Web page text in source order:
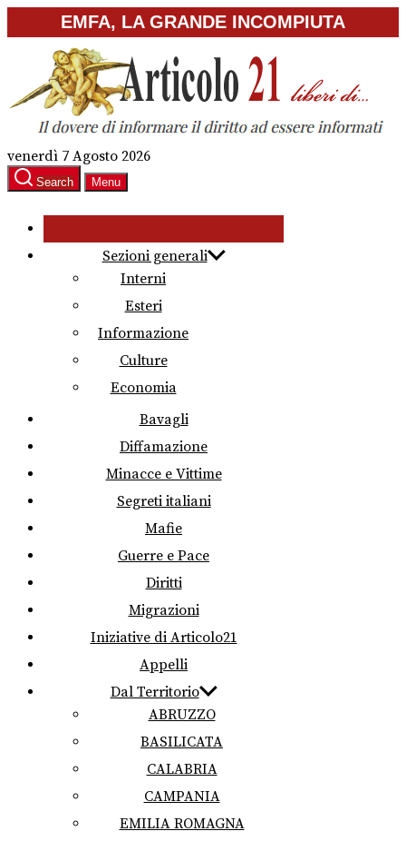
to
content
EMFA, LA GRANDE INCOMPIUTA
venerdì 7 Agosto 2026
Search Menu
Sezioni generali
Interni
Esteri
Informazione
Culture
Economia
Bavagli
Diffamazione
Minacce e Vittime
Segreti italiani
Mafie
Guerre e Pace
Diritti
Migrazioni
Iniziative di Articolo21
Appelli
Dal Territorio
ABRUZZO
BASILICATA
CALABRIA
CAMPANIA
EMILIA ROMAGNA